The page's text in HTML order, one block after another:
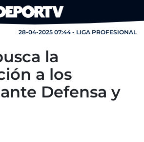
28-04-2025 07:44 - LIGA PROFESIONAL
la
a los
Defensa y